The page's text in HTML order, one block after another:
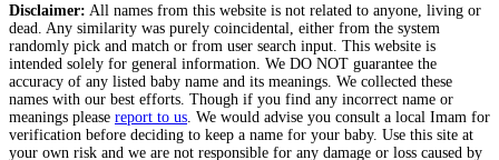
Disclaimer: All names from this website is not related to anyone, living or
dead. Any similarity was purely coincidental, either from the system
randomly pick and match or from user search input. This website is
intended solely for general information. We DO NOT guarantee the
accuracy of any listed baby name and its meanings. We collected these
names with our best efforts. Though if you find any incorrect name or
meanings please report to us . We would advise you consult a local Imam for
verification before deciding to keep a name for your baby. Use this site at
your own risk and we are not responsible for any damage or loss caused by